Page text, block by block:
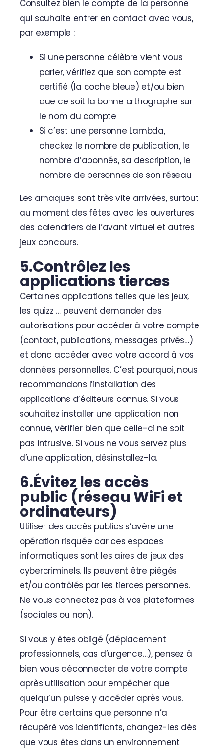
Consultez bien le compte de la personne
qui souhaite entrer en contact avec vous,
par exemple :
Si une personne célèbre vient vous
parler, vérifiez que son compte est
certifié (la coche bleue) et/ou bien
que ce soit la bonne orthographe sur
le nom du compte
Si c’est une personne Lambda,
checkez le nombre de publication, le
nombre d’abonnés, sa description, le
nombre de personnes de son réseau
Les arnaques sont très vite arrivées, surtout
au moment des fêtes avec les ouvertures
des calendriers de l’avant virtuel et autres
jeux concours.
5.Contrôlez les
applications tierces
Certaines applications telles que les jeux,
les quizz … peuvent demander des
autorisations pour accéder à votre compte
(contact, publications, messages privés…)
et donc accéder avec votre accord à vos
données personnelles. C’est pourquoi, nous
recommandons l’installation des
applications d’éditeurs connus. Si vous
souhaitez installer une application non
connue, vérifier bien que celle-ci ne soit
pas intrusive. Si vous ne vous servez plus
d’une application, désinstallez-la.
6.Évitez les accès
public (réseau WiFi et
ordinateurs)
Utiliser des accès publics s’avère une
opération risquée car ces espaces
informatiques sont les aires de jeux des
cybercriminels. Ils peuvent être piégés
et/ou contrôlés par les tierces personnes.
Ne vous connectez pas à vos plateformes
(sociales ou non).
Si vous y êtes obligé (déplacement
professionnels, cas d’urgence…), pensez à
bien vous déconnecter de votre compte
après utilisation pour empêcher que
quelqu’un puisse y accéder après vous.
Pour être certains que personne n’a
récupéré vos identifiants, changez-les dès
que vous êtes dans un environnement